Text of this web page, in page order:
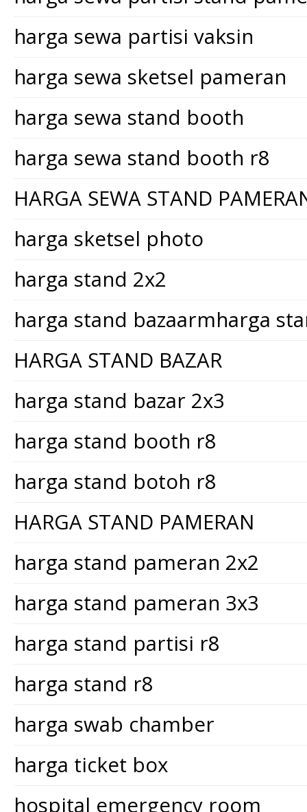
harga sewa partisi vaksin
harga sewa sketsel pameran
harga sewa stand booth
harga sewa stand booth r8
HARGA SEWA STAND
harga sketsel photo
harga stand 2x2
harga stand bazaarmharga
HARGA STAND BAZAR
harga stand bazar 2x3
harga stand booth r8
harga stand botoh r8
HARGA STAND PAMERAN
harga stand pameran 2x2
harga stand pameran 3x3
harga stand partisi r8
harga stand r8
harga swab chamber
harga ticket box
hospital emergency room